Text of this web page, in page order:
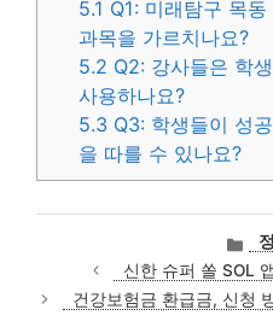
5.1 Q1: 미래탐구 목
과목을 가르치나요?
5.2 Q2: 강사들은 학
사용하나요?
5.3 Q3: 학생들이 성
을 따를 수 있나요?
카
테
고
리
신한 슈퍼 쏠 SOL
건강보험금 환급금, 신청